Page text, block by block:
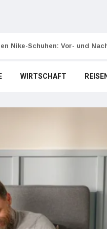
Nike-Schuhen: Vor- und
WIRTSCHAFT